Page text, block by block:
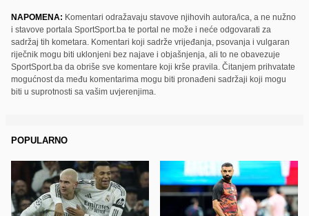
NAPOMENA: Komentari odražavaju stavove njihovih autora/ica, a ne nužno
i stavove portala SportSport.ba te portal ne može i neće odgovarati za
sadržaj tih kometara. Komentari koji sadrže vrijeđanja, psovanja i vulgaran
riječnik mogu biti uklonjeni bez najave i objašnjenja, ali to ne obavezuje
SportSport.ba da obriše sve komentare koji krše pravila. Čitanjem prihvatate
mogućnost da među komentarima mogu biti pronađeni sadržaji koji mogu
biti u suprotnosti sa vašim uvjerenjima.
POPULARNO